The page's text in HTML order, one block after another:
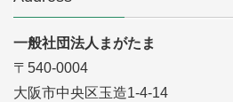
一般社団法人まがたま
〒540-0004
大阪市中央区玉造1-4-14